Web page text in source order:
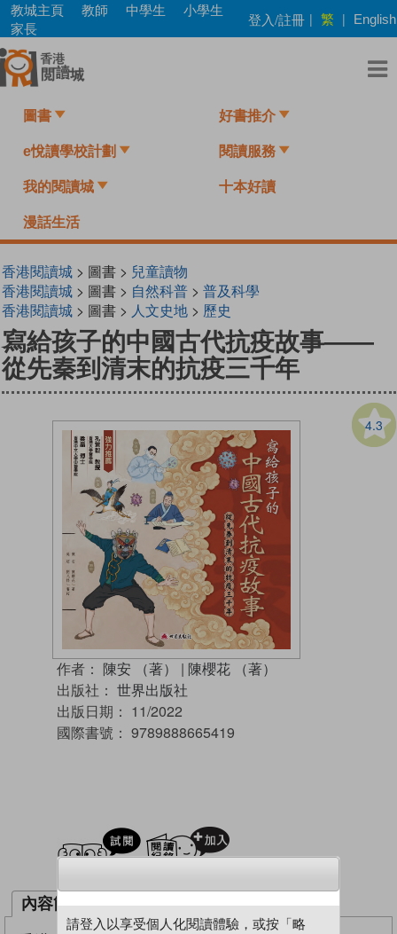
Skip
main
content
教城主頁 教師 中學生
小學生
家長
登入/註冊 | 繁 | English
圖書 好書推介
e悅讀學校計劃 閱讀服務
我的閱讀城 十本好讀
漫話生活
香港閱讀城> 圖書 > 兒童讀物
香港閱讀城> 圖書 > 自然科普> 普及科學
香港閱讀城> 圖書 > 人文史地> 歷史
寫給孩子的中國古代抗疫故事——
從先秦到清末的抗疫三千年
4.3
作者： 陳安 （著） | 陳櫻花 （著）
出版社： 世界出版社
出版日期： 11/2022
國際書號： 9789888665419
試閲
內容簡介 作者簡介
請登入以享受個人化閱讀體驗，或按「略